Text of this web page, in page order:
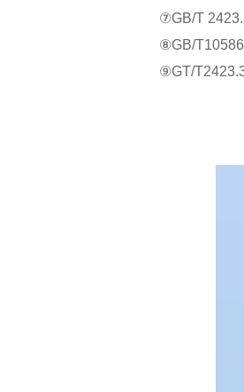
⑦GB/T
⑧GB/
⑨GT/